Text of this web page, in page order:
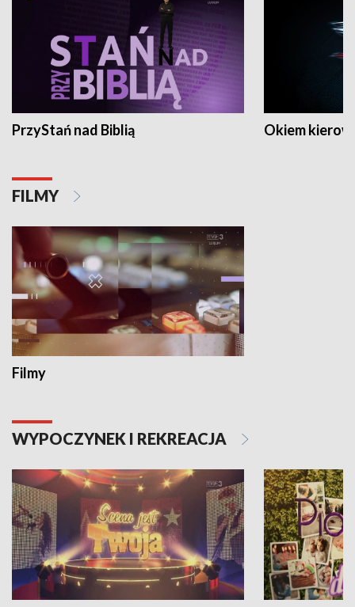
PrzyStań nad Biblią Okiem
FILMY
Filmy
WYPOCZYNEK I REKREACJA